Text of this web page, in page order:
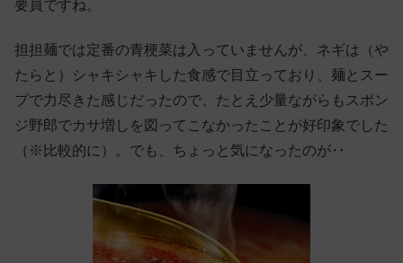
要員ですね。
担担麺では定番の青梗菜は入っていませんが、ネギは（や
たらと）シャキシャキした食感で目立っており、麺とスー
プで力尽きた感じだったので、たとえ少量ながらもスポン
ジ野郎でカサ増しを図ってこなかったことが好印象でした
（※比較的に）。でも、ちょっと気になったのが‥